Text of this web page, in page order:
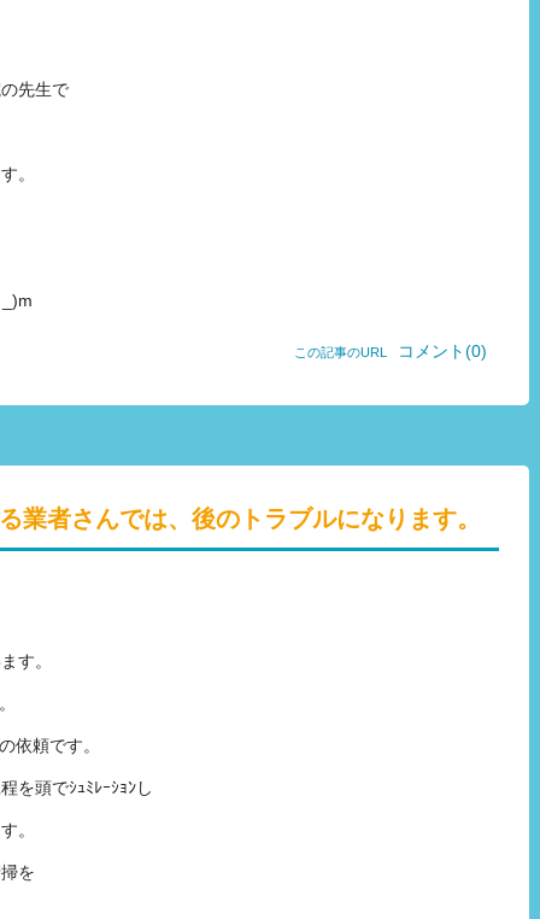
先生で
。
この記事のURL コメント(0)
業者さんでは、後のトラブルになります。
す。
依頼です。
を頭でｼｭﾐﾚｰｼｮﾝし
。
を